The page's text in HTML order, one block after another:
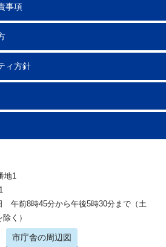
事項
ィ方針
地1
午前8時45分から午後5時30分まで（土
く）
市庁舎の周辺図